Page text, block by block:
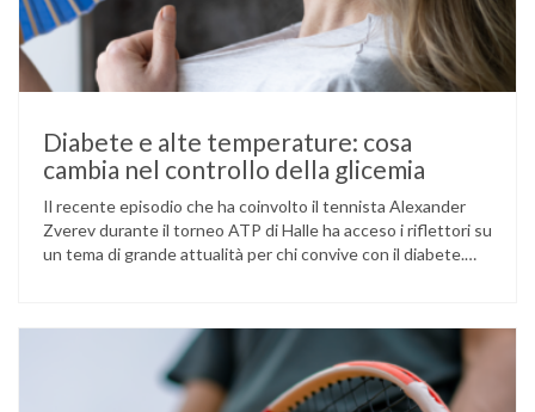
Diabete e alte temperature: cosa
cambia nel controllo della glicemia
Il recente episodio che ha coinvolto il tennista Alexander
Zverev durante il torneo ATP di Halle ha acceso i riflettori su
un tema di grande attualità per chi convive con il diabete.
glucosio lo aveva portato …